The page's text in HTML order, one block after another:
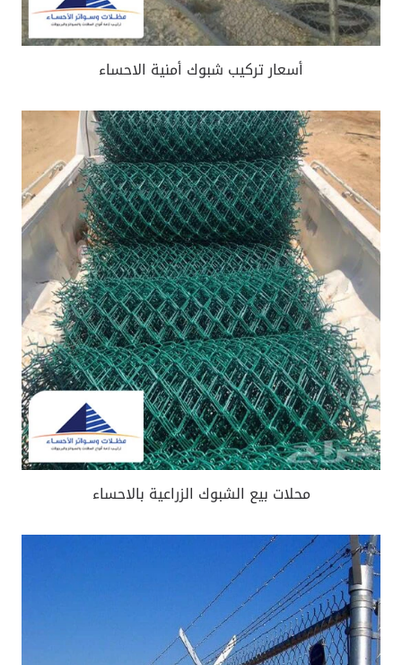
أسعار تركيب شبوك أمنية الاحساء
محلات بيع الشبوك الزراعية بالاحساء